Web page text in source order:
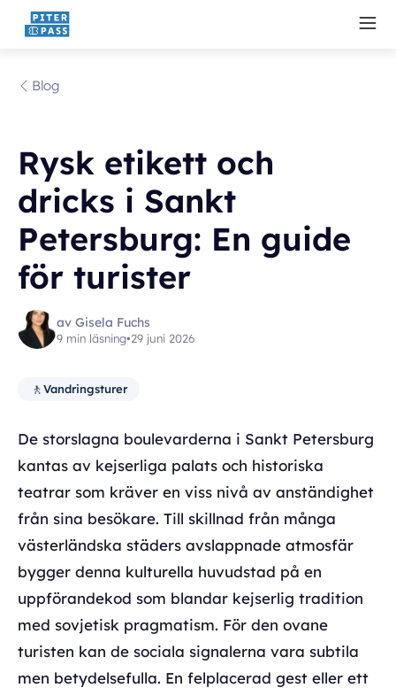
Blog
Rysk etikett och
dricks i Sankt
Petersburg: En guide
för turister
av Gisela Fuchs
9 min läsning•29 juni 2026
🚶Vandringsturer
De storslagna boulevarderna i Sankt Petersburg
kantas av kejserliga palats och historiska
teatrar som kräver en viss nivå av anständighet
från sina besökare. Till skillnad från många
västerländska städers avslappnade atmosfär
bygger denna kulturella huvudstad på en
uppförandekod som blandar kejserlig tradition
med sovjetisk pragmatism. För den ovane
turisten kan de sociala signalerna vara subtila
men betydelsefulla. En felplacerad gest eller ett